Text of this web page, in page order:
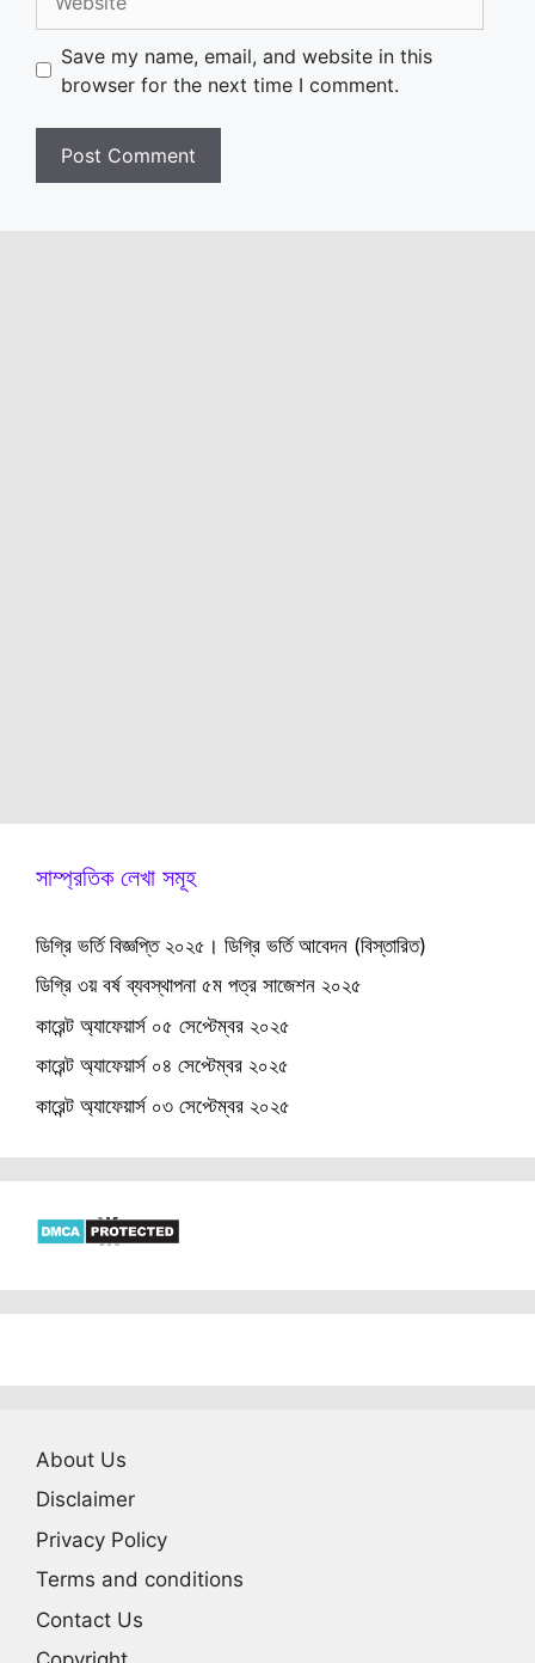
Save my name, email, and website in this
browser for the next time I comment.
সাম্প্রতিক লেখা সমূহ
ডিগ্রি ভর্তি বিজ্ঞপ্তি ২০২৫। ডিগ্রি ভর্তি আবেদন (বিস্তারিত)
ডিগ্রি ৩য় বর্ষ ব্যবস্থাপনা ৫ম পত্র সাজেশন ২০২৫
কারেন্ট অ্যাফেয়ার্স ০৫ সেপ্টেম্বর ২০২৫
কারেন্ট অ্যাফেয়ার্স ০৪ সেপ্টেম্বর ২০২৫
কারেন্ট অ্যাফেয়ার্স ০৩ সেপ্টেম্বর ২০২৫
About Us
Disclaimer
Privacy Policy
Terms and conditions
Contact Us